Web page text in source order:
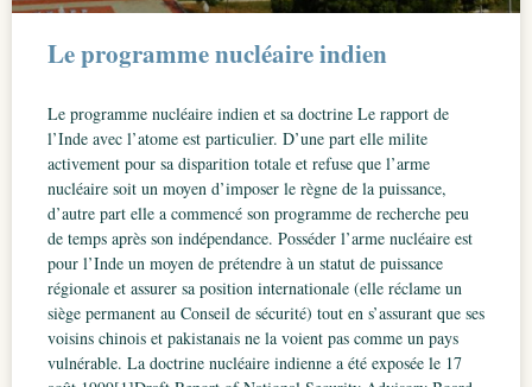
Le programme nucléaire indien
Le programme nucléaire indien et sa doctrine Le rapport de
l’Inde avec l’atome est particulier. D’une part elle milite
activement pour sa disparition totale et refuse que l’arme
nucléaire soit un moyen d’imposer le règne de la puissance,
d’autre part elle a commencé son programme de recherche peu
de temps après son indépendance. Posséder l’arme nucléaire est
pour l’Inde un moyen de prétendre à un statut de puissance
régionale et assurer sa position internationale (elle réclame un
siège permanent au Conseil de sécurité) tout en s’assurant que ses
voisins chinois et pakistanais ne la voient pas comme un pays
vulnérable. La doctrine nucléaire indienne a été exposée le 17